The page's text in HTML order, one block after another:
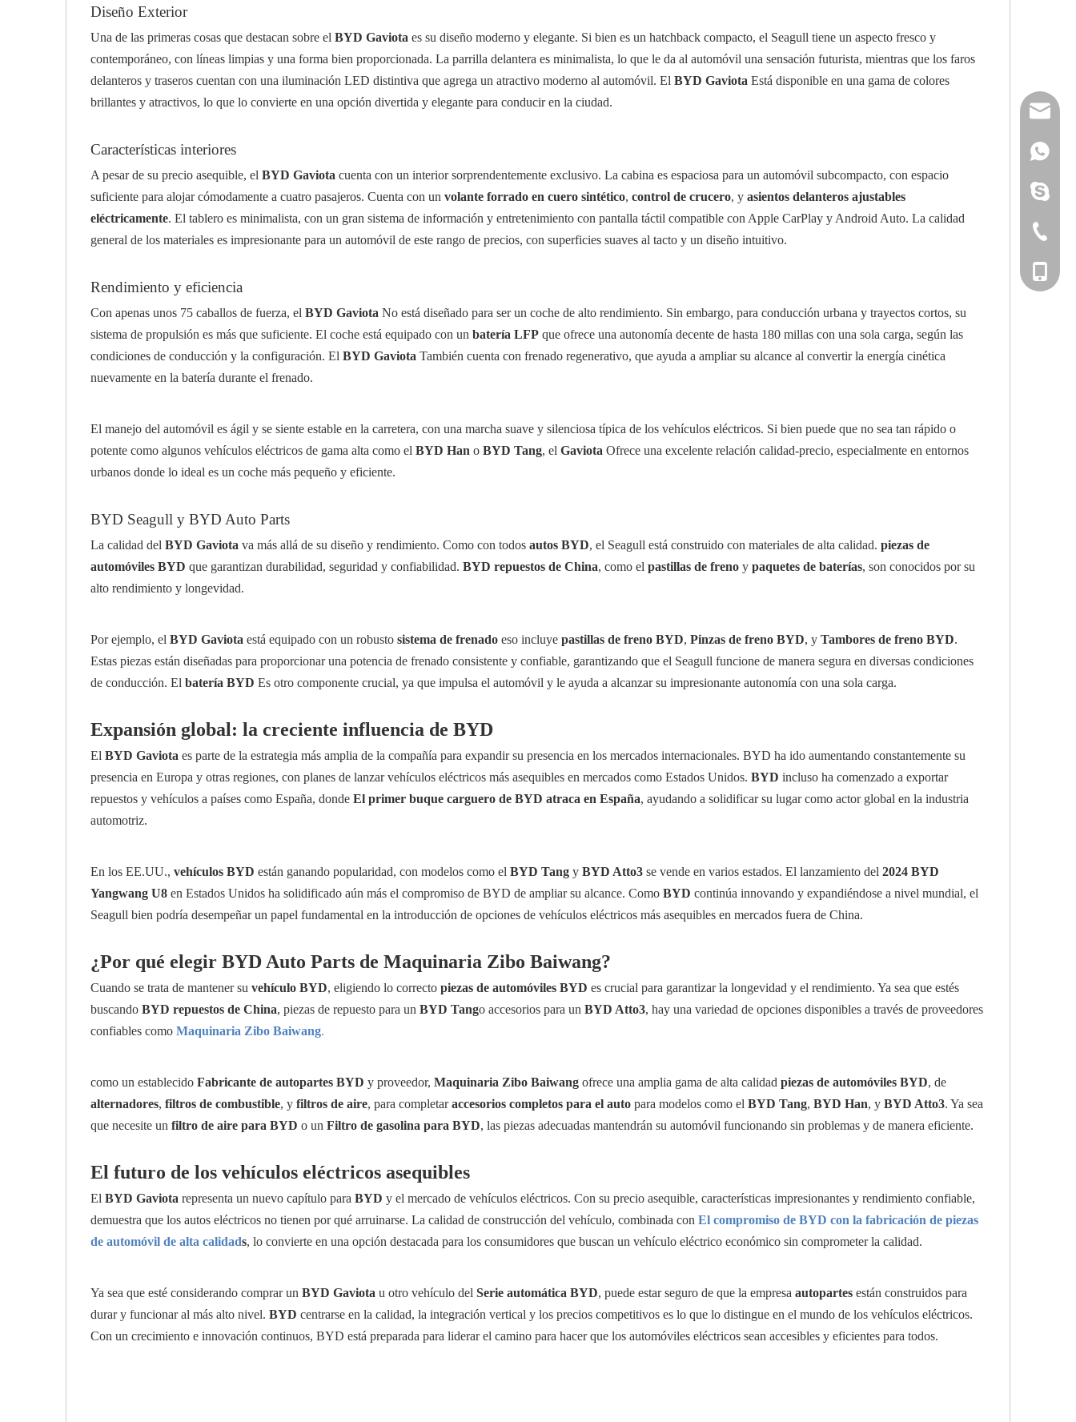
Diseño Exterior
Una de las primeras cosas que destacan sobre el BYD Gaviota es su diseño moderno y elegante. Si bien es un hatchback compacto, el Seagull tiene un aspecto fresco y
contemporáneo, con líneas limpias y una forma bien proporcionada. La parrilla delantera es minimalista, lo que le da al automóvil una sensación futurista, mientras que los faros
delanteros y traseros cuentan con una iluminación LED distintiva que agrega un atractivo moderno al automóvil. El BYD Gaviota Está disponible en una gama de colores
brillantes y atractivos, lo que lo convierte en una opción divertida y elegante para conducir en la ciudad.
Características interiores
A pesar de su precio asequible, el BYD Gaviota cuenta con un interior sorprendentemente exclusivo. La cabina es espaciosa para un automóvil subcompacto, con espacio
suficiente para alojar cómodamente a cuatro pasajeros. Cuenta con un volante forrado en cuero sintético, control de crucero, y asientos delanteros ajustables
eléctricamente. El tablero es minimalista, con un gran sistema de información y entretenimiento con pantalla táctil compatible con Apple CarPlay y Android Auto. La calidad
general de los materiales es impresionante para un automóvil de este rango de precios, con superficies suaves al tacto y un diseño intuitivo.
Rendimiento y eficiencia
Con apenas unos 75 caballos de fuerza, el BYD Gaviota No está diseñado para ser un coche de alto rendimiento. Sin embargo, para conducción urbana y trayectos cortos, su
sistema de propulsión es más que suficiente. El coche está equipado con un batería LFP que ofrece una autonomía decente de hasta 180 millas con una sola carga, según las
condiciones de conducción y la configuración. El BYD Gaviota También cuenta con frenado regenerativo, que ayuda a ampliar su alcance al convertir la energía cinética
nuevamente en la batería durante el frenado.
El manejo del automóvil es ágil y se siente estable en la carretera, con una marcha suave y silenciosa típica de los vehículos eléctricos. Si bien puede que no sea tan rápido o
potente como algunos vehículos eléctricos de gama alta como el BYD Han o BYD Tang, el Gaviota Ofrece una excelente relación calidad-precio, especialmente en entornos
urbanos donde lo ideal es un coche más pequeño y eficiente.
BYD Seagull y BYD Auto Parts
La calidad del BYD Gaviota va más allá de su diseño y rendimiento. Como con todos autos BYD, el Seagull está construido con materiales de alta calidad. piezas de
automóviles BYD que garantizan durabilidad, seguridad y confiabilidad. BYD repuestos de China, como el pastillas de freno y paquetes de baterías, son conocidos por su
alto rendimiento y longevidad.
Por ejemplo, el BYD Gaviota está equipado con un robusto sistema de frenado eso incluye pastillas de freno BYD, Pinzas de freno BYD, y Tambores de freno BYD.
Estas piezas están diseñadas para proporcionar una potencia de frenado consistente y confiable, garantizando que el Seagull funcione de manera segura en diversas condiciones
de conducción. El batería BYD Es otro componente crucial, ya que impulsa el automóvil y le ayuda a alcanzar su impresionante autonomía con una sola carga.
Expansión global: la creciente influencia de BYD
El BYD Gaviota es parte de la estrategia más amplia de la compañía para expandir su presencia en los mercados internacionales. BYD ha ido aumentando constantemente su
presencia en Europa y otras regiones, con planes de lanzar vehículos eléctricos más asequibles en mercados como Estados Unidos. BYD incluso ha comenzado a exportar
repuestos y vehículos a países como España, donde El primer buque carguero de BYD atraca en España, ayudando a solidificar su lugar como actor global en la industria
automotriz.
En los EE.UU., vehículos BYD están ganando popularidad, con modelos como el BYD Tang y BYD Atto3 se vende en varios estados. El lanzamiento del 2024 BYD
Yangwang U8 en Estados Unidos ha solidificado aún más el compromiso de BYD de ampliar su alcance. Como BYD continúa innovando y expandiéndose a nivel mundial, el
Seagull bien podría desempeñar un papel fundamental en la introducción de opciones de vehículos eléctricos más asequibles en mercados fuera de China.
¿Por qué elegir BYD Auto Parts de Maquinaria Zibo Baiwang?
Cuando se trata de mantener su vehículo BYD, eligiendo lo correcto piezas de automóviles BYD es crucial para garantizar la longevidad y el rendimiento. Ya sea que estés
buscando BYD repuestos de China, piezas de repuesto para un BYD Tango accesorios para un BYD Atto3, hay una variedad de opciones disponibles a través de proveedores
confiables como Maquinaria Zibo Baiwang.
como un establecido Fabricante de autopartes BYD y proveedor, Maquinaria Zibo Baiwang ofrece una amplia gama de alta calidad piezas de automóviles BYD, de
alternadores, filtros de combustible, y filtros de aire, para completaraccesorios completos para el auto para modelos como el BYD Tang, BYD Han, y BYD Atto3. Ya sea
que necesite un filtro de aire para BYD o un Filtro de gasolina para BYD, las piezas adecuadas mantendrán su automóvil funcionando sin problemas y de manera eficiente.
El futuro de los vehículos eléctricos asequibles
El BYD Gaviota representa un nuevo capítulo para BYD y el mercado de vehículos eléctricos. Con su precio asequible, características impresionantes y rendimiento confiable,
demuestra que los autos eléctricos no tienen por qué arruinarse. La calidad de construcción del vehículo, combinada con El compromiso de BYD con la fabricación de piezas
de automóvil de alta calidads, lo convierte en una opción destacada para los consumidores que buscan un vehículo eléctrico económico sin comprometer la calidad.
Ya sea que esté considerando comprar un BYD Gaviota u otro vehículo del Serie automática BYD, puede estar seguro de que la empresa autopartes están construidos para
durar y funcionar al más alto nivel. BYD centrarse en la calidad, la integración vertical y los precios competitivos es lo que lo distingue en el mundo de los vehículos eléctricos.
Con un crecimiento e innovación continuos, BYD está preparada para liderar el camino para hacer que los automóviles eléctricos sean accesibles y eficientes para todos.
+86-
+86-